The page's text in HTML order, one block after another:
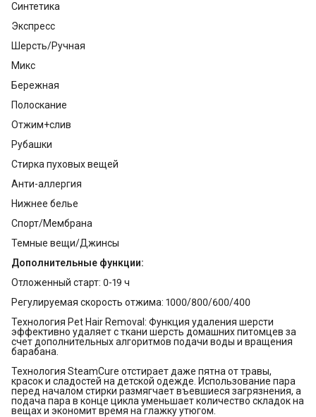
Синтетика
Экспресс
Шерсть/Ручная
Микс
Бережная
Полоскание
Отжим+слив
Рубашки
Стирка пуховых вещей
Анти-аллергия
Нижнее белье
Спорт/Мембрана
Темные вещи/Джинсы
Дополнительные функции:
Отложенный старт: 0-19 ч
Регулируемая скорость отжима: 1000/800/600/400
Технология Pet Hair Removal: Функция удаления шерсти
эффективно удаляет с ткани шерсть домашних питомцев за
счет дополнительных алгоритмов подачи воды и вращения
барабана.
Технология SteamCure отстирает даже пятна от травы,
красок и сладостей на детской одежде. Использование пара
перед началом стирки размягчает въевшиеся загрязнения, а
подача пара в конце цикла уменьшает количество складок на
вещах и экономит время на глажку утюгом.